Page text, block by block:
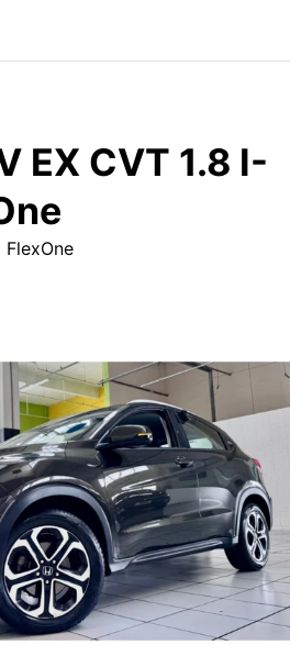
EX CVT 1.8 I-
FlexOne